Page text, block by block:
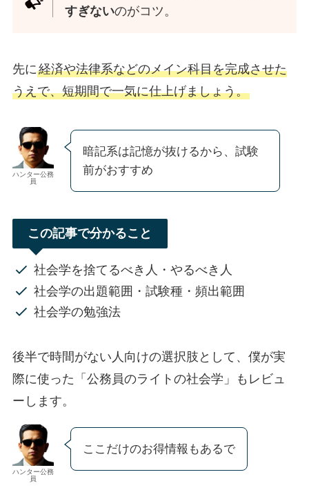
すぎないのがコツ。
先に経済や法律系などのメイン科目を完成させた
うえで、短期間で一気に仕上げましょう。
ハンター公務
員
暗記系は記憶が抜けるから、試験
前がおすすめ
この記事で分かること
社会学を捨てるべき人・やるべき人
社会学の出題範囲・試験種・頻出範囲
社会学の勉強法
後半で時間がない人向けの選択肢として、僕が実
際に使った「公務員のライトの社会学」もレビュ
ーします。
ハンター公務
員
ここだけのお得情報もあるで